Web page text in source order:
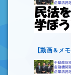
【動画＆メ